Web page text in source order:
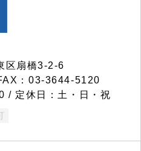
扇橋3-2-6
：03-3644-5120
/ 定休日：土・日・祝